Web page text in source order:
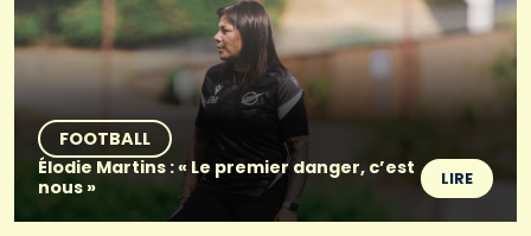
FOOTBALL
Élodie Martins : « Le premier danger, c’est
nous »
LIRE